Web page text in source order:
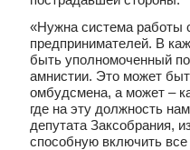
«Нужна система работы
предпринимателей. В
быть уполномоченный
амнистии. Это может
омбудсмена, а может –
где на эту должность
депутата Заксобрания,
способную включить